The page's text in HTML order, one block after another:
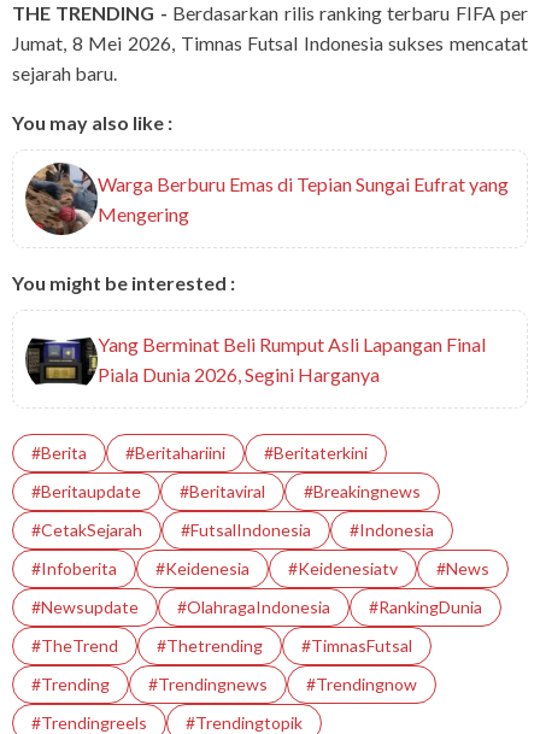
THE TRENDING - Berdasarkan rilis ranking terbaru FIFA per
Jumat, 8 Mei 2026, Timnas Futsal Indonesia sukses mencatat
sejarah baru.
You may also like :
Warga Berburu Emas di Tepian Sungai Eufrat yang
Mengering
You might be interested :
Yang Berminat Beli Rumput Asli Lapangan Final
Piala Dunia 2026, Segini Harganya
#berita #beritahariini
#beritaterkini
#beritaupdate
#beritaviral
#breakingnews
#CetakSejarah
#FutsalIndonesia
#indonesia
#infoberita
#Keidenesia #Keidenesiatv
#News
#newsupdate
#OlahragaIndonesia
#RankingDunia
#TheTrend
#thetrending
#TimnasFutsal
#Trending
#trendingnews
#trendingnow
#trendingreels
#trendingtopik